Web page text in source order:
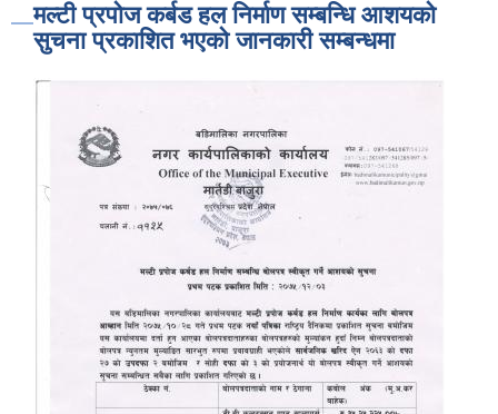
मल्टी प्रपोज कर्बड हल निर्माण सम्बन्धि आशयको
सुचना प्रकाशित भएकाे जानकारी सम्बन्धमा